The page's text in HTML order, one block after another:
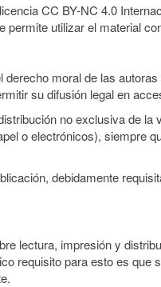
CC BY-NC 4.0
permite utilizar el material
derecho moral de las
su difusión legal en
no exclusiva de la
o electrónicos), siempre
debidamente
lectura, impresión y
requisito para esto es